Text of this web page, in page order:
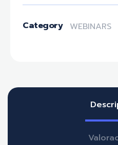
Category WEBINARS